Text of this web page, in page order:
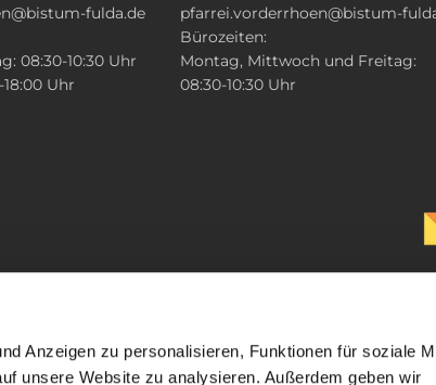
Anzeigen zu personalisieren, Funktionen für soziale
unsere Website zu analysieren. Außerdem geben wir
fulda.de
08:30-10:30 Uhr
Uhr
pfarrei.vorderrhoen@bistum-
Bürozeiten:
Montag, Mittwoch und Freitag:
08:30-10:30 Uhr